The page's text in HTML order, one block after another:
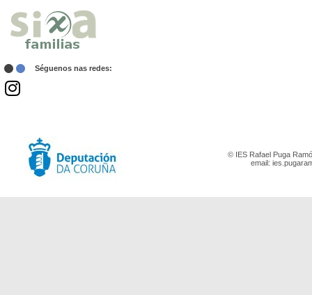
Séguenos nas redes:
© IES Rafael Puga
email: